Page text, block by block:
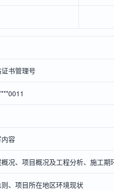
书管理号
容
况、项目概况及工程分析、施工
、项目所在地区环境现状